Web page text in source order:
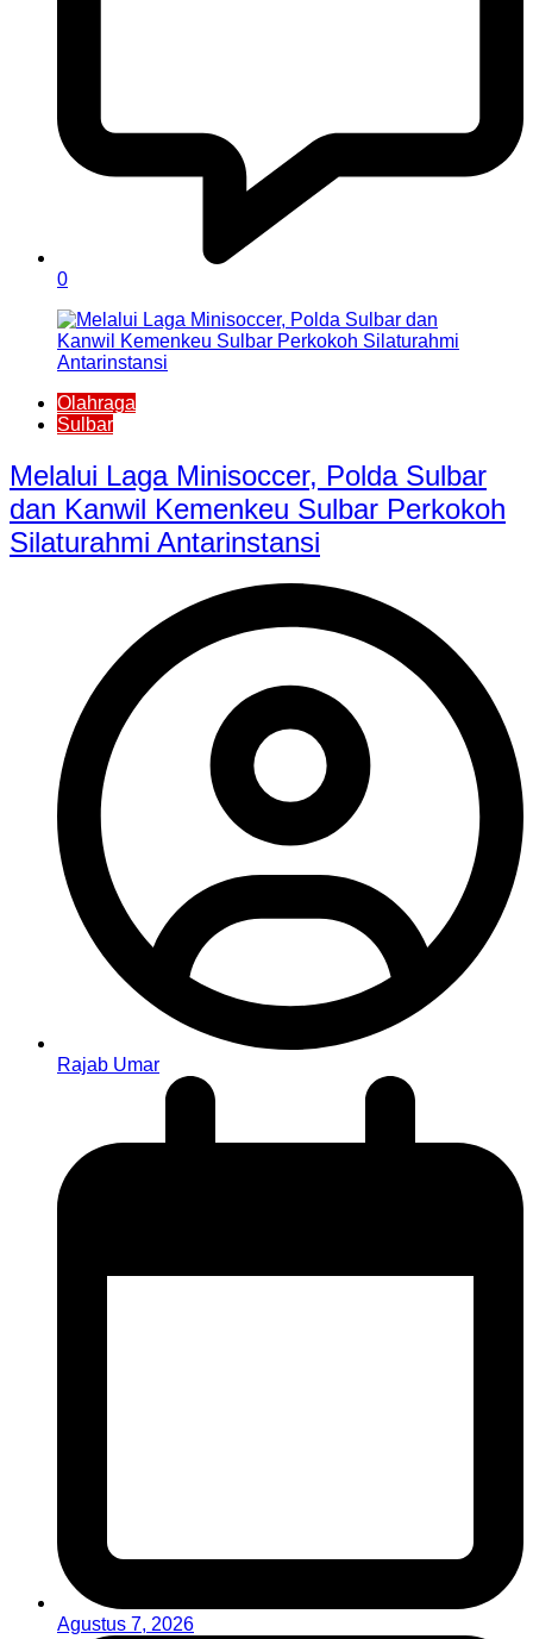
0
Olahraga
Sulbar
Melalui Laga Minisoccer, Polda Sulbar
dan Kanwil Kemenkeu Sulbar Perkokoh
Silaturahmi Antarinstansi
Rajab Umar
Agustus 7, 2026